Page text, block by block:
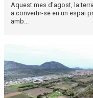
Aquest mes d'agost, la
a convertir-se en un espai
amb...